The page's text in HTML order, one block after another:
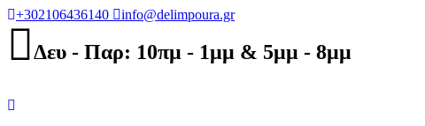
+302106436140 info@delimpoura.gr
Δευ - Παρ: 10πμ - 1μμ & 5μμ - 8μμ